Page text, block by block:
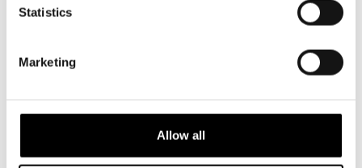
Statistics
Marketing
Allow all
Svenska Teatern Live
LÄNKAR
Frågor & svar
Press
Register- och dataskyddsbeskrivning